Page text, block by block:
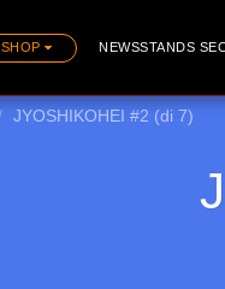
SHOP NEWSSTANDS
JYOSHIKOHEI #2 (di 7)